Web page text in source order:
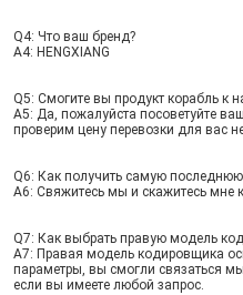
Q4: Что ваш бренд?
A4: HENGXIANG
Q5: Смогите вы продукт корабль к
A5: Да, пожалуйста посоветуйте
проверим цену перевозки для вас
Q6: Как получить самую последнюю
A6: Свяжитесь мы и скажитесь
Q7: Как выбрать правую модель
A7: Правая модель кодировщика
параметры, вы смогли связаться
если вы имеете любой запрос.